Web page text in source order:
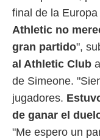
datos
en
en
en
final de la
Athletic no
gran partido",
al Athletic Club
de Simeone.
jugadores.
de ganar el
"Me espero un